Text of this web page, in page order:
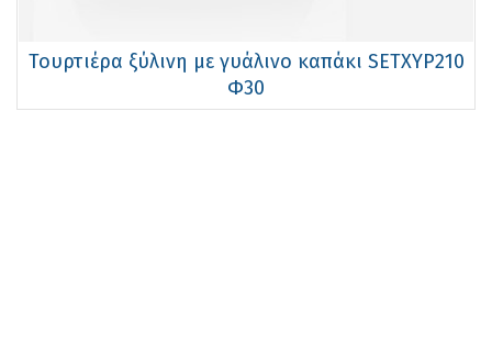
Τουρτιέρα ξύλινη με γυάλινο καπάκι SETXYP210
Φ30